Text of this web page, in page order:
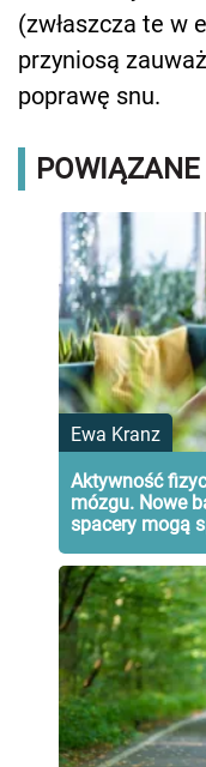
(zwłaszcza te w
przyniosą
poprawę snu.
POWIĄZANE
Ewa Kranz
Aktywność
mózgu. Nowe
spacery mogą